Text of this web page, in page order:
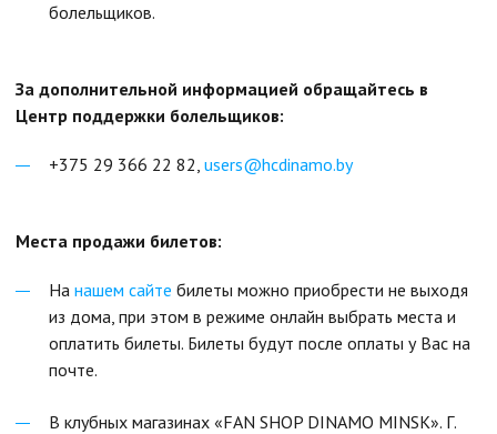
болельщиков.
За дополнительной информацией обращайтесь в
Центр поддержки болельщиков:
+375 29 366 22 82, users@hcdinamo.by
Места продажи билетов:
На нашем сайте билеты можно приобрести не выходя
из дома, при этом в режиме онлайн выбрать места и
оплатить билеты. Билеты будут после оплаты у Вас на
почте.
В клубных магазинах «FAN SHOP DINAMO MINSK». Г.